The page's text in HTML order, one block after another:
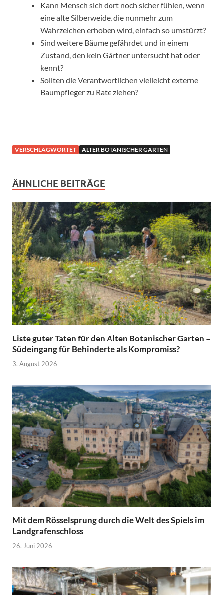
Kann Mensch sich dort noch sicher fühlen, wenn
eine alte Silberweide, die nunmehr zum
Wahrzeichen erhoben wird, einfach so umstürzt?
Sind weitere Bäume gefährdet und in einem
Zustand, den kein Gärtner untersucht hat oder
kennt?
Sollten die Verantwortlichen vielleicht externe
Baumpfleger zu Rate ziehen?
VERSCHLAGWORTET ALTER BOTANISCHER GARTEN
ÄHNLICHE BEITRÄGE
Liste guter Taten für den Alten Botanischer Garten –
Südeingang für Behinderte als Kompromiss?
3. August 2026
Mit dem Rösselsprung durch die Welt des Spiels im
Landgrafenschloss
26. Juni 2026